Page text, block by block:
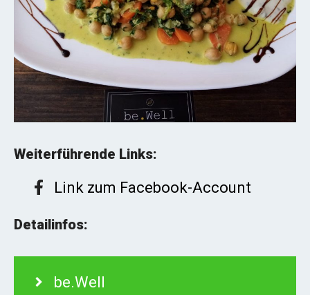
Weiterführende Links:
Link zum Facebook-Account
Detailinfos:
be.Well